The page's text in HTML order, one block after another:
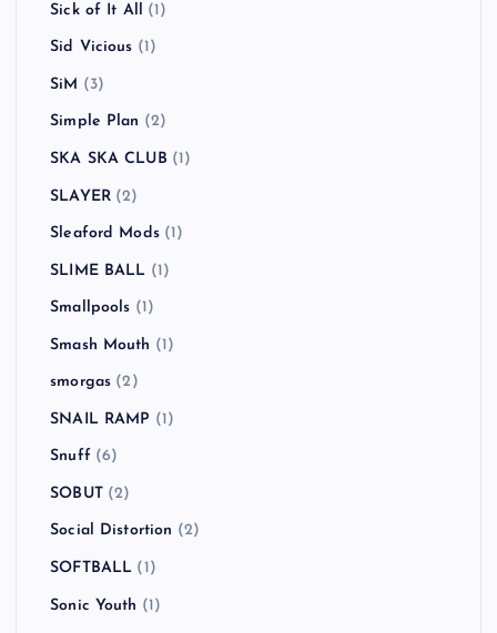
Sick of It All (1)
Sid Vicious (1)
SiM (3)
Simple Plan (2)
SKA SKA CLUB (1)
SLAYER(2)
Sleaford Mods(1)
SLIME BALL (1)
Smallpools (1)
Smash Mouth (1)
smorgas (2)
SNAIL RAMP (1)
Snuff (6)
SOBUT(2)
Social Distortion (2)
SOFTBALL (1)
Sonic Youth (1)